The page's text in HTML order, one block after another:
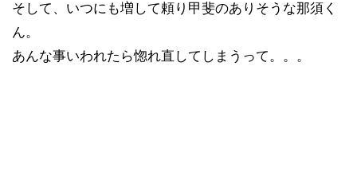
そして、いつにも増して頼り甲斐のありそうな那須く
ん。
あんな事いわれたら惚れ直してしまうって。。。